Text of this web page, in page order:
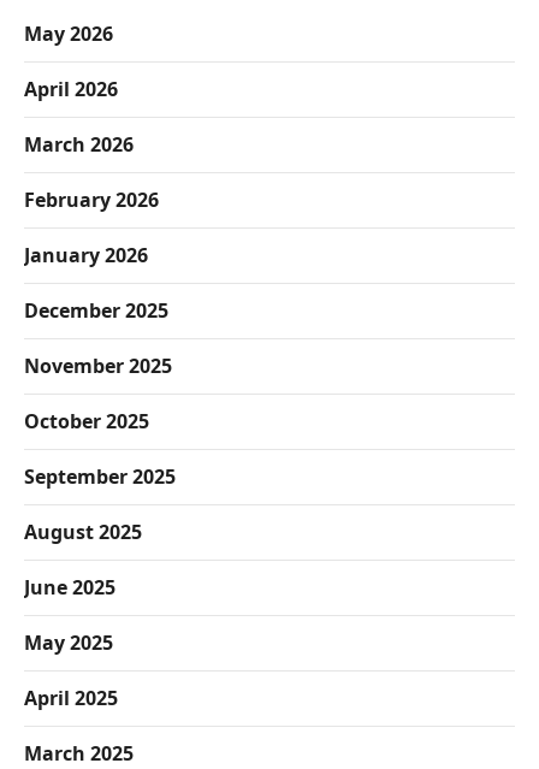
May 2026
April 2026
March 2026
February 2026
January 2026
December 2025
November 2025
October 2025
September 2025
August 2025
June 2025
May 2025
April 2025
March 2025